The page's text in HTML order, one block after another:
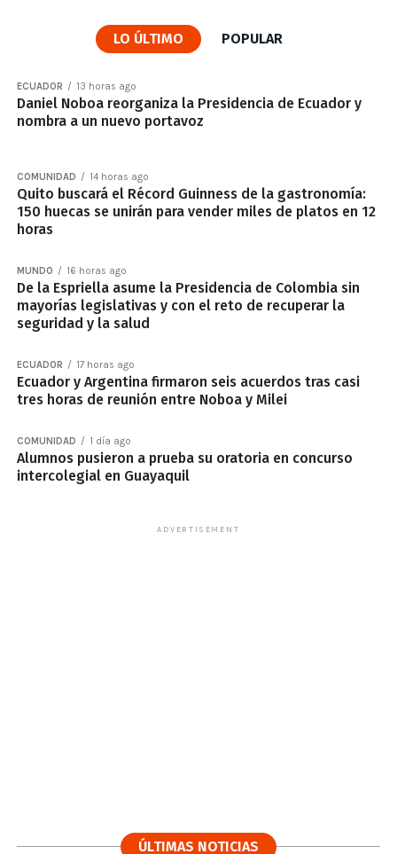
LO ÚLTIMO POPULAR
ECUADOR 13 horas ago
Daniel Noboa reorganiza la Presidencia de Ecuador y
nombra a un nuevo portavoz
COMUNIDAD 14 horas ago
Quito buscará el Récord Guinness de la gastronomía:
150 huecas se unirán para vender miles de platos en 12
horas
MUNDO 16 horas ago
De la Espriella asume la Presidencia de Colombia sin
mayorías legislativas y con el reto de recuperar la
seguridad y la salud
ECUADOR 17 horas ago
Ecuador y Argentina firmaron seis acuerdos tras casi
tres horas de reunión entre Noboa y Milei
COMUNIDAD 1 día ago
Alumnos pusieron a prueba su oratoria en concurso
intercolegial en Guayaquil
ADVERTISEMENT
ÚLTIMAS NOTICIAS